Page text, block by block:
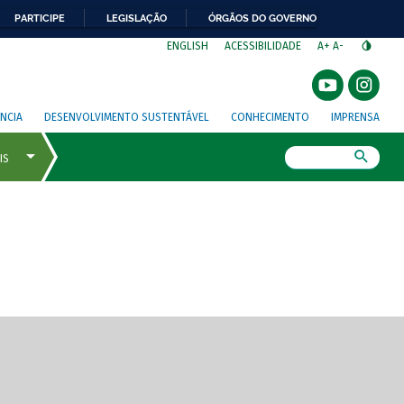
PARTICIPE LEGISLAÇÃO ÓRGÃOS DO GOVERNO
ENGLISH ACESSIBILIDADE A+ A-
DESENVOLVIMENTO SUSTENTÁVEL CONHECIMENTO IMPRENSA
de tela